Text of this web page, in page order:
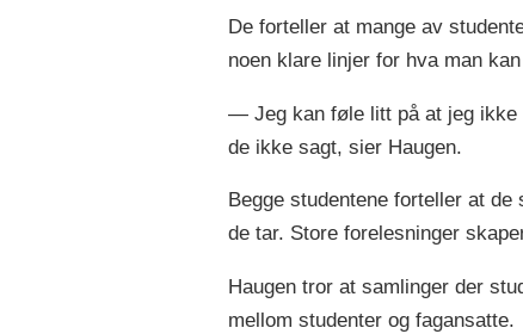
De forteller at mange av
noen klare linjer for hva man
— Jeg kan føle litt på at jeg ikke
de ikke sagt, sier Haugen.
Begge studentene forteller at
de tar. Store forelesninger
Haugen tror at samlinger der
mellom studenter og fagansatte.